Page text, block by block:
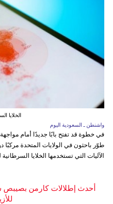
الخلايا
واشنطن ـ السعودية اليوم
في خطوة قد تفتح بابًا جديدًا أمام
طوّر باحثون في الولايات المتحدة مركبًا
الآليات التي تستخدمها الخلايا
أحدث إطلالات كارمن بصيبص